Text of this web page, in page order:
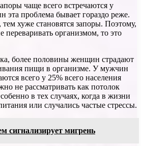
чаще всего встречаются у
эта проблема бывает гораздо реже.
хуже становятся запоры. Поэтому,
переваривать организмом, то это
более половины женщин страдают
пищи в организме. У мужчин
всего у 25% всего населения
не рассматривать как потолок
в тех случаях, когда в жизни
или случались частые стрессы.
сигнализирует мигрень